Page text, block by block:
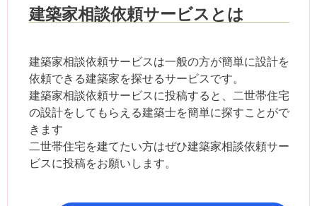
建築家相談依頼サービスとは
建築家相談依頼サービスは一般の方が簡単に設計を
依頼できる建築家を探せるサービスです。
建築家相談依頼サービスに投稿すると、二世帯住宅
の設計をしてもらえる建築士を簡単に探すことがで
きます
二世帯住宅を建てたい方はぜひ建築家相談依頼サー
ビスに投稿をお願いします。